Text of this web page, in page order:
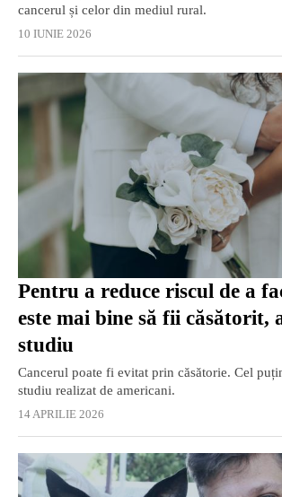
cancerul și celor din mediul rural.
10 IUNIE 2026
Pentru a reduce riscul de a
este mai bine să fii căsătorit,
studiu
Cancerul poate fi evitat prin căsătorie. Cel
studiu realizat de americani.
14 APRILIE 2026